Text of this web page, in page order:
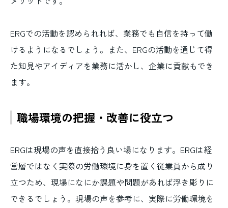
ERGでの活動を認められれば、業務でも自信を持って働
けるようになるでしょう。また、ERGの活動を通じて得
た知見やアイディアを業務に活かし、企業に貢献もでき
ます。
職場環境の把握・改善に役立つ
ERGは現場の声を直接拾う良い場になります。ERGは経
営層ではなく実際の労働環境に身を置く従業員から成り
立つため、現場になにか課題や問題があれば浮き彫りに
できるでしょう。現場の声を参考に、実際に労働環境を